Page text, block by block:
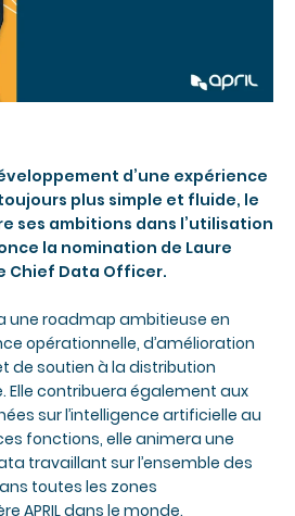
d’une expérience
plus simple et fluide, le
ses ambitions dans l’utilisation
la nomination de Laure
Chief Data Officer.
une roadmap ambitieuse en
opérationnelle, d’amélioration
de soutien à la distribution
Elle contribuera également aux
sur l’intelligence artificielle au
fonctions, elle animera une
travaillant sur l’ensemble des
toutes les zones
APRIL dans le monde.